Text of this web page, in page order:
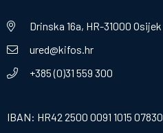
Drinska 16a, HR-31000 Osijek
ured@kifos.hr
+385 (0)31 559 300
IBAN: HR42 2500 0091 1015 07830